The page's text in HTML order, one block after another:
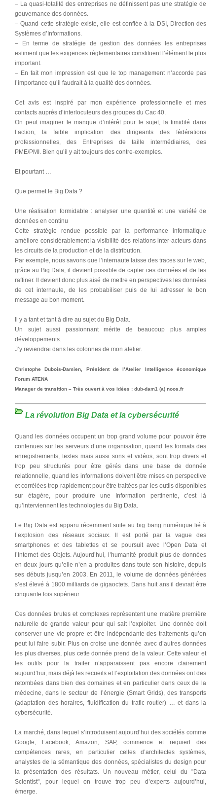
– La quasi-totalité des entreprises ne définissent pas une stratégie de
gouvernance des données.
– Quand cette stratégie existe, elle est confiée à la DSI, Direction des
Systèmes d’Informations.
– En terme de stratégie de gestion des données les entreprises
estiment que les exigences réglementaires constituent l’élément le plus
important.
– En fait mon impression est que le top management n’accorde pas
l’importance qu’il faudrait à la qualité des données.
Cet avis est inspiré par mon expérience professionnelle et mes
contacts auprès d’interlocuteurs des groupes du Cac 40.
On peut imaginer le manque d’intérêt pour le sujet, la timidité dans
l’action, la faible implication des dirigeants des fédérations
professionnelles, des Entreprises de taille intermédiaires, des
PME/PMI. Bien qu’il y ait toujours des contre-exemples.
Et pourtant …
Que permet le Big Data ?
Une réalisation formidable : analyser une quantité et une variété de
données en continu
Cette stratégie rendue possible par la performance informatique
améliore considérablement la visibilité des relations inter-acteurs dans
les circuits de la production et de la distribution.
Par exemple, nous savons que l’internaute laisse des traces sur le web,
grâce au Big Data, il devient possible de capter ces données et de les
raffiner. Il devient donc plus aisé de mettre en perspectives les données
de cet internaute, de les probabiliser puis de lui adresser le bon
message au bon moment.
Il y a tant et tant à dire au sujet du Big Data.
Un sujet aussi passionnant mérite de beaucoup plus amples
développements.
J’y reviendrai dans les colonnes de mon atelier.
Christophe Dubois-Damien, Président de l’Atelier Intelligence économique
Forum ATENA
Manager de transition – Très ouvert à vos idées : dub-dam1 (a) noos.fr
La révolution Big Data et la cybersécurité
Quand les données occupent un trop grand volume pour pouvoir être
contenues sur les serveurs d’une organisation, quand les formats des
enregistrements, textes mais aussi sons et vidéos, sont trop divers et
trop peu structurés pour être gérés dans une base de donnée
relationnelle, quand les informations doivent être mises en perspective
et corrélées trop rapidement pour être traitées par les outils disponibles
sur étagère, pour produire une Information pertinente, c’est là
qu’interviennent les technologies du Big Data.
Le Big Data est apparu récemment suite au big bang numérique lié à
l’explosion des réseaux sociaux. Il est porté par la vague des
smartphones et des tablettes et se poursuit avec l’Open Data et
l’Internet des Objets. Aujourd’hui, l’humanité produit plus de données
en deux jours qu’elle n’en a produites dans toute son histoire, depuis
ses débuts jusqu’en 2003. En 2011, le volume de données générées
s’est élevé à 1800 milliards de gigaoctets. Dans huit ans il devrait être
cinquante fois supérieur.
Ces données brutes et complexes représentent une matière première
naturelle de grande valeur pour qui sait l’exploiter. Une donnée doit
conserver une vie propre et être indépendante des traitements qu’on
peut lui faire subir. Plus on croise une donnée avec d’autres données
les plus diverses, plus cette donnée prend de la valeur. Cette valeur et
les outils pour la traiter n’apparaissent pas encore clairement
aujourd’hui, mais déjà les recueils et l’exploitation des données ont des
retombées dans bien des domaines et en particulier dans ceux de la
médecine, dans le secteur de l’énergie (Smart Grids), des transports
(adaptation des horaires, fluidification du trafic routier) … et dans la
cybersécurité.
La marché, dans lequel s’introduisent aujourd’hui des sociétés comme
Google, Facebook, Amazon, SAP, commence et requiert des
compétences rares, en particulier celles d’architectes systèmes,
analystes de la sémantique des données, spécialistes du design pour
la présentation des résultats. Un nouveau métier, celui du "Data
Scientist", pour lequel on trouve trop peu d’experts aujourd’hui,
émerge.